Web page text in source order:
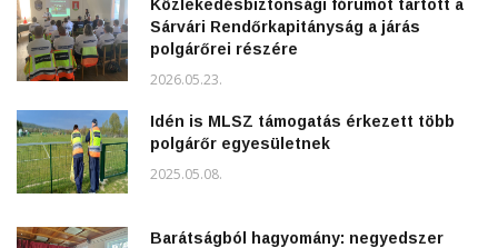
Közlekedésbiztonsági fórumot tartott a
Sárvári Rendőrkapitányság a járás
polgárőrei részére
2026.05.23.
Idén is MLSZ támogatás érkezett több
polgárőr egyesületnek
2025.05.08.
Barátságból hagyomány: negyedszer